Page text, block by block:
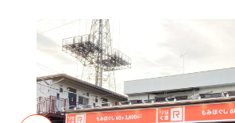
コラム一覧
よくあるご質問